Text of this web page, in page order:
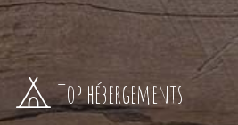
Top hébergements